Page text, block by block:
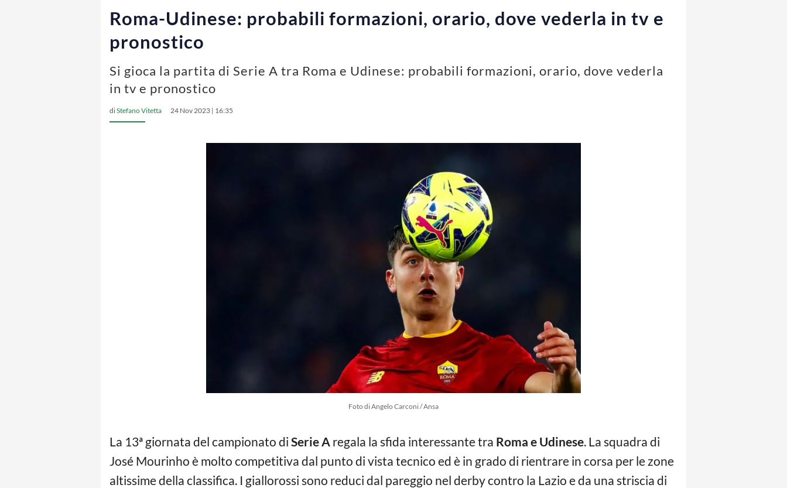
Roma-Udinese: probabili formazioni, orario, dove vederla in tv e
pronostico
Si gioca la partita di Serie A tra Roma e Udinese: probabili formazioni, orario, dove vederla
in tv e pronostico
diStefano Vitetta 24 Nov 2023 | 16:35
Foto di Angelo Carconi / Ansa
La 13ª giornata del campionato di Serie A regala la sfida interessante tra Roma e Udinese. La squadra di
José Mourinho è molto competitiva dal punto di vista tecnico ed è in grado di rientrare in corsa per le zone
altissime della classifica. I giallorossi sono reduci dal pareggio nel derby contro la Lazio e da una striscia di